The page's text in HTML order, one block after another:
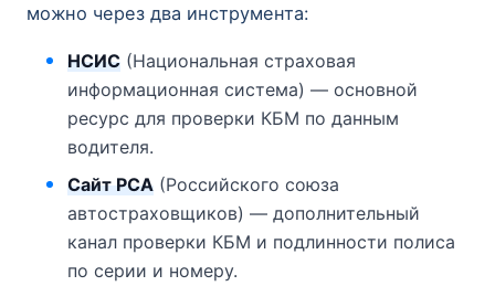
можно через два инструмента:
НСИС(Национальная страховая
информационная система) — основной
ресурс для проверки КБМ по данным
водителя.
Сайт РСА(Российского союза
автостраховщиков) — дополнительный
канал проверки КБМ и подлинности полиса
по серии и номеру.